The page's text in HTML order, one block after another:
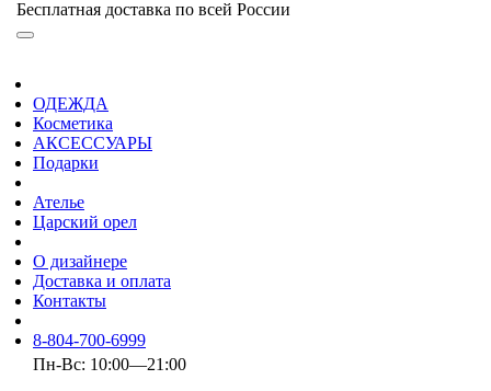
Бесплатная доставка по всей России
ОДЕЖДА
Косметика
АКСЕССУАРЫ
Подарки
Ателье
Царский орел
О дизайнере
Доставка и оплата
Контакты
8-804-700-6999
Пн-Вс: 10:00—21:00